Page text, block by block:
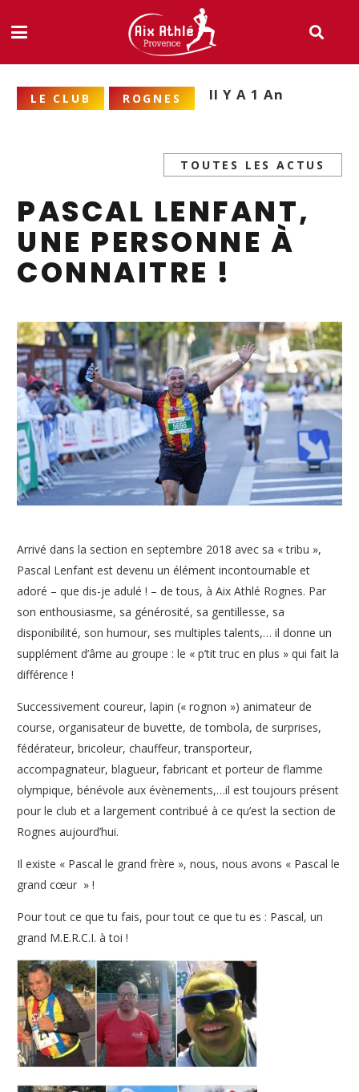
LE CLUB ROGNES Il Y A 1 An
TOUTES LES ACTUS
PASCAL LENFANT,
UNE PERSONNE À
CONNAITRE !
Arrivé dans la section en septembre 2018 avec sa « tribu »,
Pascal Lenfant est devenu un élément incontournable et
adoré – que dis-je adulé ! – de tous, à Aix Athlé Rognes. Par
son enthousiasme, sa générosité, sa gentillesse, sa
disponibilité, son humour, ses multiples talents,… il donne un
supplément d’âme au groupe : le « p’tit truc en plus » qui fait la
différence !
Successivement coureur, lapin (« rognon ») animateur de
course, organisateur de buvette, de tombola, de surprises,
fédérateur, bricoleur, chauffeur, transporteur,
accompagnateur, blagueur, fabricant et porteur de flamme
olympique, bénévole aux évènements,…il est toujours présent
pour le club et a largement contribué à ce qu’est la section de
Rognes aujourd’hui.
Il existe « Pascal le grand frère », nous, nous avons « Pascal le
grand cœur » !
Pour tout ce que tu fais, pour tout ce que tu es : Pascal, un
grand M.E.R.C.I. à toi !